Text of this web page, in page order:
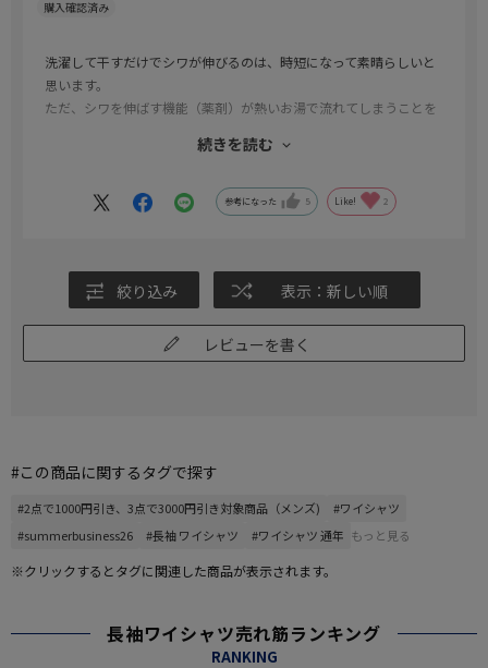
洗濯して干すだけでシワが伸びるのは、時短になって素晴らしいと
思います。
ただ、シワを伸ばす機能（薬剤）が熱いお湯で流れてしまうことを
取り扱い方法、特に洗い方についての禁止事項をもっと目立つよ
続きを読む
参考になった 5 Like! 2
絞り込み 表示：新しい順
レビューを書く
#この商品に関するタグで探す
#2点で1000円引き、3点で3000円引き対象商品（メンズ)
#ワイシャツ
#summerbusiness26
#長袖 ワイシャツ #ワイシャツ 通年 もっと見る
※クリックするとタグに関連した商品が表示されます。
長袖ワイシャツ売れ筋ランキング
RANKING